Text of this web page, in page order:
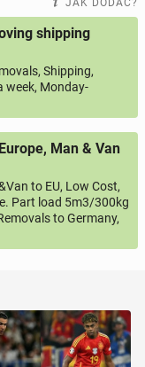
JAK DODAĆ?
shipping
Shipping,
week, Monday-
Man & Van
to EU, Low Cost,
Part load 5m3/300kg
to Germany,